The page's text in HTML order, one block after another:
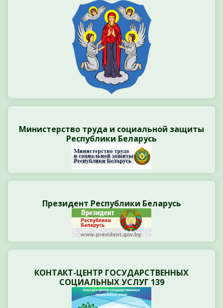
Министерство труда и социальной защиты
Республики Беларусь
Президент Республики Беларусь
КОНТАКТ-ЦЕНТР ГОСУДАРСТВЕННЫХ
СОЦИАЛЬНЫХ УСЛУГ 139